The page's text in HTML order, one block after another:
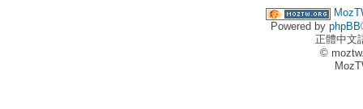
Powered by phpBB
正體中文
©